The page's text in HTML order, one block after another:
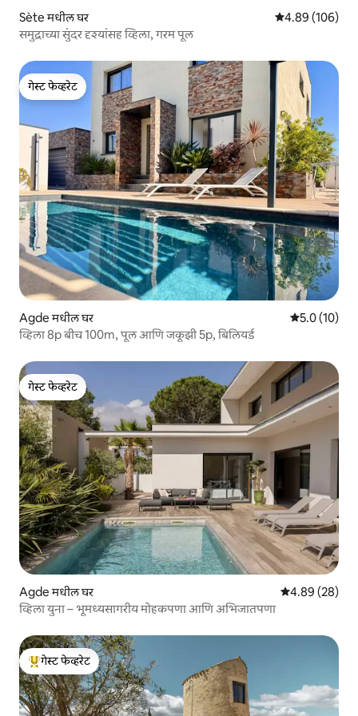
Sète मधील घर 5 पैकी 4.89
4.89 (106)
समुद्राच्या सुंदर दृश्यांसह व्हिला, गरम पूल
गेस्ट फेव्हरेट
गेस्ट फेव्हरेट
Agde मधील घर 5 पैकी 5.0
5.0 (10)
व्हिला 8p बीच 100m, पूल आणि जकूझी 5p, बिलियर्ड
गेस्ट फेव्हरेट
गेस्ट फेव्हरेट
Agde मधील घर 5 पैकी 4.89
4.89 (28)
व्हिला युना – भूमध्यसागरीय मोहकपणा आणि अभिजातपणा
टॉप गेस्ट फेव्हरेट
गेस्ट फेव्हरेट